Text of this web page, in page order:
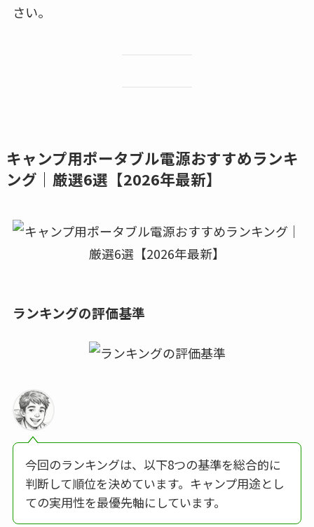
さい。
キャンプ用ポータブル電源おすすめランキ
ング｜厳選6選【2026年最新】
ランキングの評価基準
今回のランキングは、以下8つの基準を総合的に
判断して順位を決めています。キャンプ用途とし
ての実用性を最優先軸にしています。